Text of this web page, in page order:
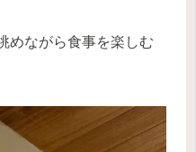
めながら食事を楽しむ